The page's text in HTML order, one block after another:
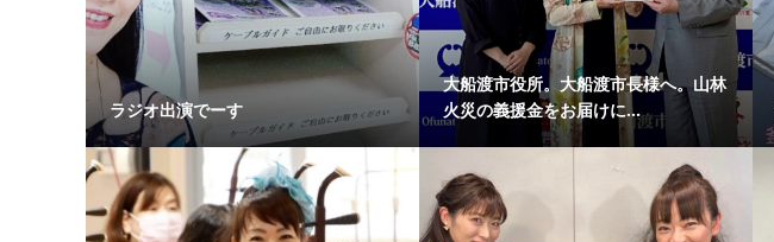
ラジオ出演でーす
大船渡市役所。大船渡市長様へ。山林
火災の義援金をお届けに...